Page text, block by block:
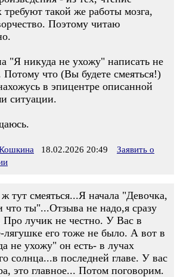
требуют такой же работы мозга,
Поэтому читаю
"Я никуда не ухожу" написать не
Потому что (Вы будете смеяться!)
в эпицентре описанной
ситуации.
18.02.2026 20:49
Заявить о
тут смеяться...Я начала "Девочка,
что ты"...Отзыва не надо,я сразу
Про лучик не честно. У Вас в
лягушке его тоже не было. А вот в
не ухожу" он есть- в лучах
солнца...в последней главе. У вас
это главное... Потом поговорим.